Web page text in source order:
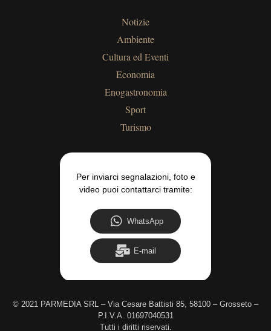
Notizie
Ambiente
Cultura ed Eventi
Economia
Enogastronomia
Sport
Turismo
Per inviarci segnalazioni, foto e
video puoi contattarci tramite:
WhatsApp
E-mail
© 2021 PARMEDIA SRL – Via Cesare Battisti 85, 58100 – Grosseto –
P.I.V.A. 01697040531
Tutti i diritti riservati.